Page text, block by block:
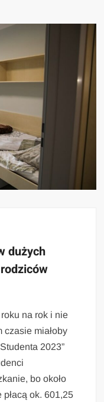
dużych
na rok i nie
miałoby
2023”
bo około
ok. 601,25